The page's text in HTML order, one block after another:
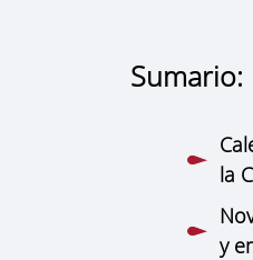
Sumario:
la
y